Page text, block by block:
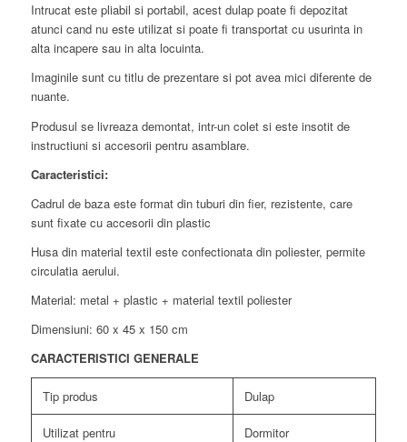
Intrucat este pliabil si portabil, acest dulap poate fi depozitat
atunci cand nu este utilizat si poate fi transportat cu usurinta in
alta incapere sau in alta locuinta.
Imaginile sunt cu titlu de prezentare si pot avea mici diferente de
nuante.
Produsul se livreaza demontat, intr-un colet si este insotit de
instructiuni si accesorii pentru asamblare.
Caracteristici:
Cadrul de baza este format din tuburi din fier, rezistente, care
sunt fixate cu accesorii din plastic
Husa din material textil este confectionata din poliester, permite
circulatia aerului.
Material: metal + plastic + material textil poliester
Dimensiuni: 60 x 45 x 150 cm
CARACTERISTICI GENERALE
Tip produs Dulap
Utilizat pentru Dormitor